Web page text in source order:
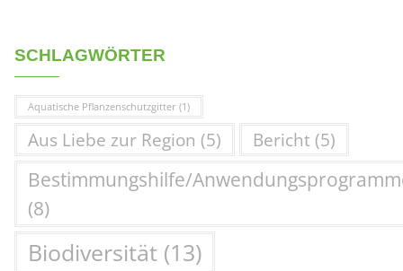
SCHLAGWÖRTER
Aquatische Pflanzenschutzgitter (1)
Aus Liebe zur Region (5) Bericht (5)
Bestimmungshilfe/
(8)
Biodiversität (13)